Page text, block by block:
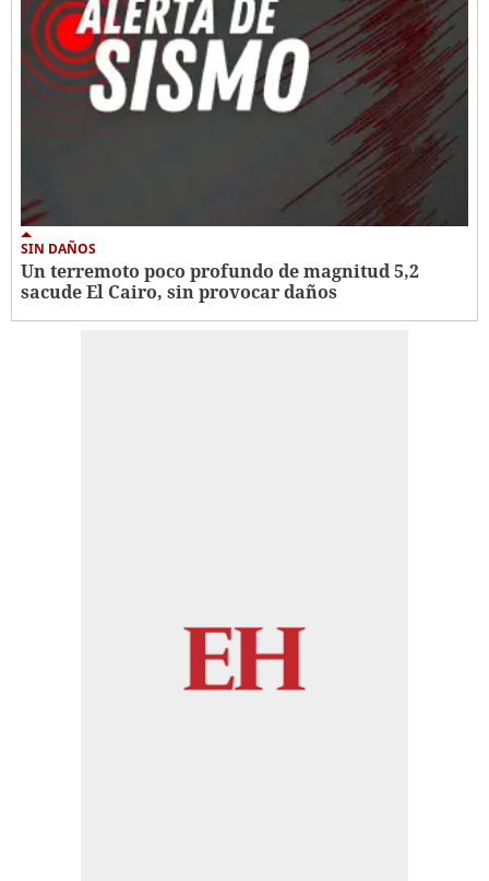
SIN DAÑOS
Un terremoto poco profundo de magnitud 5,2
sacude El Cairo, sin provocar daños